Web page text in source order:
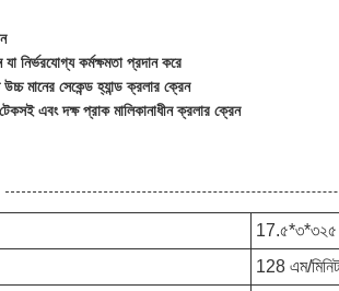
নির্ভরযোগ্য কর্মক্ষমতা প্রদান করে
মানের সেকেন্ড হ্যান্ড ক্রলার ক্রেন
এবং দক্ষ প্রাক মালিকানাধীন ক্রলার ক্রেন
128 এম/মিনিট